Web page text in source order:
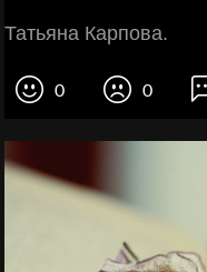
Татьяна Карпова.
0 0